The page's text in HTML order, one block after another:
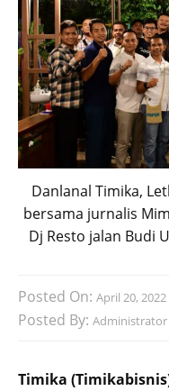
Danlanal Timika,
bersama jurnalis
Dj Resto jalan Budi
Posted On: April 20, 2022
Posted By: Administrator
Timika